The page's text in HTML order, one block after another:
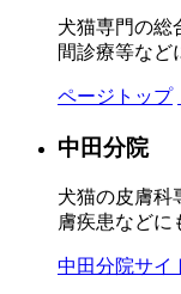
犬猫専門の総
間診療等など
ページトップ
中田分院
犬猫の皮膚科
膚疾患などに
中田分院サイ